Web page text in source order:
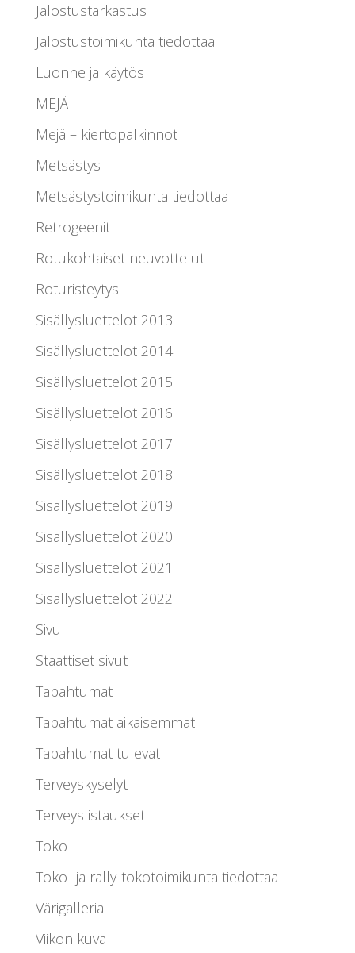
Jalostustarkastus
Jalostustoimikunta tiedottaa
Luonne ja käytös
MEJÄ
Mejä – kiertopalkinnot
Metsästys
Metsästystoimikunta tiedottaa
Retrogeenit
Rotukohtaiset neuvottelut
Roturisteytys
Sisällysluettelot 2013
Sisällysluettelot 2014
Sisällysluettelot 2015
Sisällysluettelot 2016
Sisällysluettelot 2017
Sisällysluettelot 2018
Sisällysluettelot 2019
Sisällysluettelot 2020
Sisällysluettelot 2021
Sisällysluettelot 2022
Sivu
Staattiset sivut
Tapahtumat
Tapahtumat aikaisemmat
Tapahtumat tulevat
Terveyskyselyt
Terveyslistaukset
Toko
Toko- ja rally-tokotoimikunta tiedottaa
Värigalleria
Viikon kuva